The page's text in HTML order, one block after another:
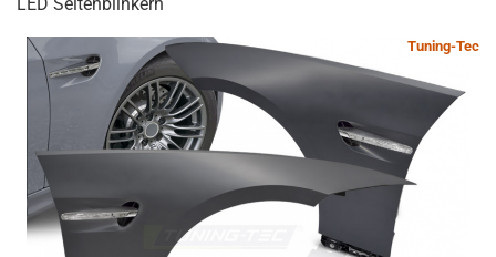
Tuning-Tec